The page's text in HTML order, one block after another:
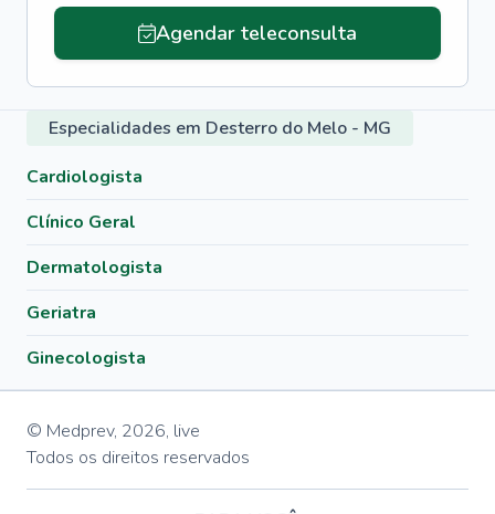
Agendar teleconsulta
Especialidades em Desterro do Melo - MG
Cardiologista
Clínico Geral
Dermatologista
Geriatra
Ginecologista
© Medprev, 2026, live
Todos os direitos reservados